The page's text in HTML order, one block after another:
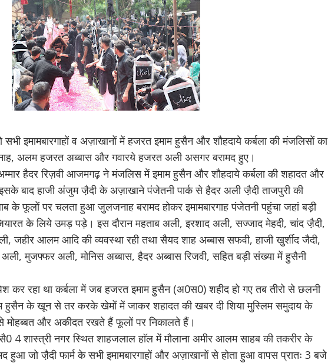
सभी इमामबारगाहों व अज़ाखानों में हजरत इमाम हुसैन और शौहदाये कर्बला की मंजलिसों का
अलम हजरत अब्बास और गवारये हजरत अली असगर बरामद हुए।
अम्मार हैदर रिज़वी आजमगढ़ ने मंजलिस में इमाम हुसैन और शौहदाये कर्बला की शहादत और
बाद हाजी अंजुम जै़दी के अज़ाखाने पंजेतनी पार्क से हैदर अली जै़दी ताजपुरी की
के फूलों पर चलता हुआ जुलजनाह बरामद होकर इमामबारगाह पंजेतनी पहुंचा जहां बड़ी
के लिये उमड़ पड़े। इस दौरान महताब अली, इरशाद अली, सज्जाद मेहदी, चांद जै़दी,
जहीर आलम आदि की व्यवस्था रही तथा सैयद शाह अब्बास सफवी, हाजी खुर्शीद जैदी,
मुजफ्फर अली, मोनिस अब्बास, हैदर अब्बास रिजवी, सहित बड़ी संख्या में हुसैनी
कर रहा था कर्बला में जब हजरत इमाम हुसैन (अ0स0) शहीद हो गए तब तीरो से छलनी
हुसैन के खून से तर करके खेमों में जाकर शहादत की खबर दी शिया मुस्लिम समुदाय के
मोहब्बत और अकीदत रखते हैं फूलों पर निकालते हैं।
4 शास्त्री नगर स्थित शाहजलाल हाॅल में मौलाना अमीर आलम साहब की तकरीर के
हुआ जो जै़दी फार्म के सभी इमामबारगाहों और अज़ाखानों से होता हुआ वापस प्रातः 3 बजे